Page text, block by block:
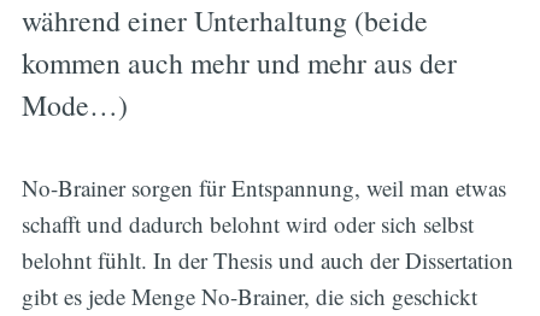
während einer Unterhaltung (beide
kommen auch mehr und mehr aus der
Mode…)
No-Brainer sorgen für Entspannung, weil man etwas
schafft und dadurch belohnt wird oder sich selbst
belohnt fühlt. In der Thesis und auch der Dissertation
gibt es jede Menge No-Brainer, die sich geschickt